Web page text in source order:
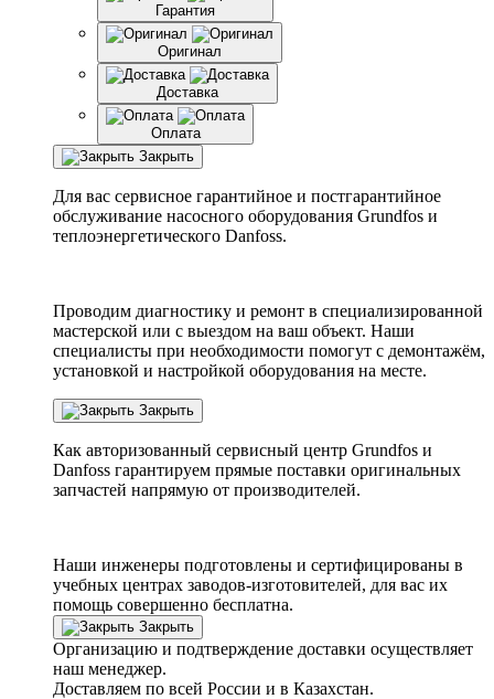
Гарантия
Оригинал
Доставка
Оплата
Закрыть
Для вас сервисное гарантийное и постгарантийное
обслуживание насосного оборудования Grundfos и
теплоэнергетического Danfoss.
Проводим диагностику и ремонт в специализированной
мастерской или с выездом на ваш объект. Наши
специалисты при необходимости помогут с демонтажём,
установкой и настройкой оборудования на месте.
Закрыть
Как авторизованный сервисный центр Grundfos и
Danfoss гарантируем прямые поставки оригинальных
запчастей напрямую от производителей.
Наши инженеры подготовлены и сертифицированы в
учебных центрах заводов-изготовителей, для вас их
помощь совершенно бесплатна.
Закрыть
Организацию и подтверждение доставки осуществляет
наш менеджер.
Доставляем по всей России и в Казахстан.